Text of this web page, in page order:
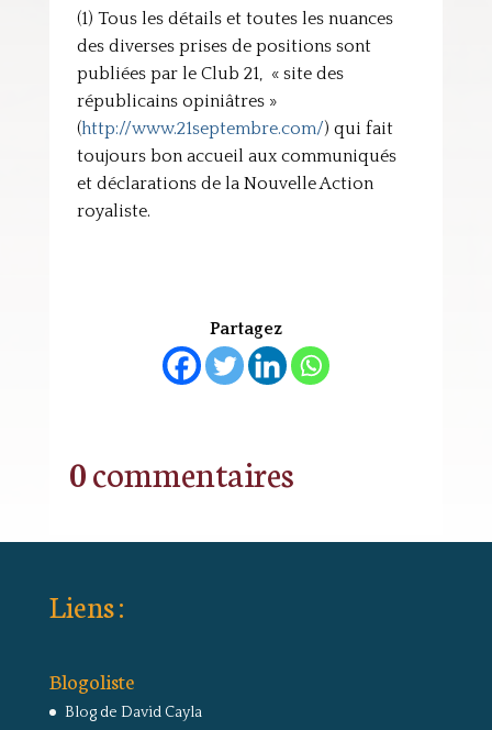
(1) Tous les détails et toutes les nuances
des diverses prises de positions sont
publiées par le Club 21, « site des
républicains opiniâtres »
(http://www.21septembre.com/) qui fait
toujours bon accueil aux communiqués
et déclarations de la Nouvelle Action
royaliste.
Partagez
0 commentaires
Liens :
Blogoliste
Blog de David Cayla